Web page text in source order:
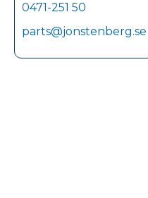
0471-251 50
parts@jonstenberg.se